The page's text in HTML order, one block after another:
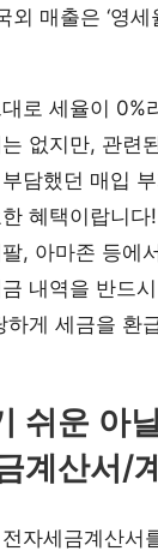
외 매출은 ‘영세
로 세율이 0%
없지만, 관련
담했던 매입
혜택이랍니
, 아마존 등에
내역을 반드
하게 세금을 환
쉬운 아
계산서/
자세금계산서